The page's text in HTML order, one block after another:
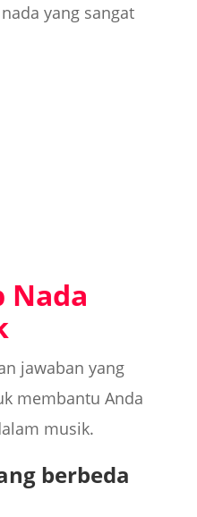
yang sangat
Nada
jawaban yang
membantu Anda
musik.
berbeda